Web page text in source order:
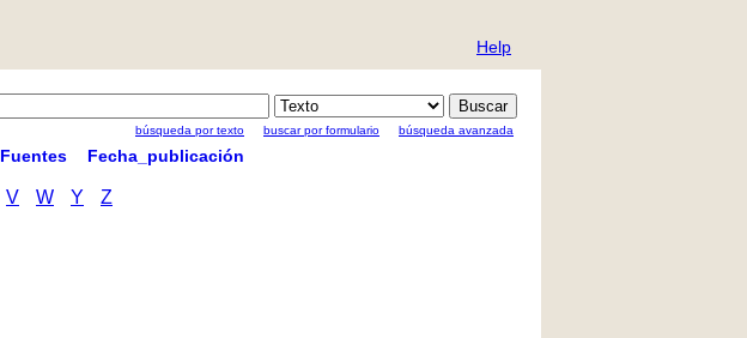
Help
búsqueda por texto buscar por formulario búsqueda avanzada
Fuentes Fecha_publicación
V W Y
Z